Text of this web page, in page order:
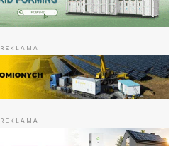
REKLAMA
REKLAMA